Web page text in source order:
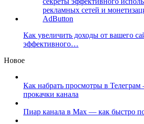
Как увеличить доходы от вашего
эффективного…
Новое
Как набрать просмотры в Телеграм
прокачки канала
Пиар канала в Max — как быстро